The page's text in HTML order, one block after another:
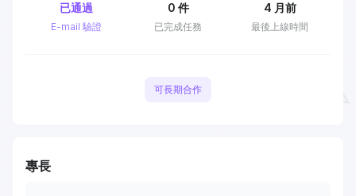
E-mail 驗證
已通過
已完成任務
0 件
最後上線時間
4 月前
可長期合作
專長